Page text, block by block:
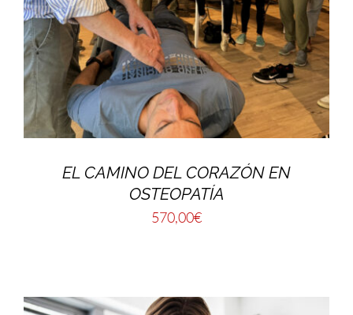
EL CAMINO DEL CORAZÓN EN
OSTEOPATÍA
570,00€